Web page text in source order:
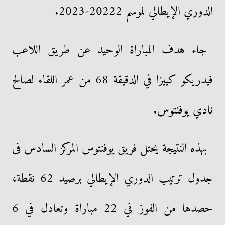
الدوري الإيطالي لموسم 20222-2023.
جاء هدف المباراة الوحيد عن طريق اللاعب
فيدريكو كييزا في الدقيقة 68 من عمر اللقاء لصالح
نادي يوفنتوس.
بهذه النتيجة يحتل فريق يوفنتوس المركز السادس فى
جدول ترتيب الدوري الإيطالي برصيد 62 نقطة،
حصدها من الفوز في 22 مباراة وتعادل في 6